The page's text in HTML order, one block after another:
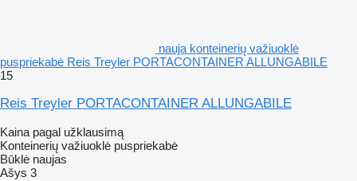
nauja konteinerių važiuoklė
puspriekabė Reis Treyler PORTACONTAINER ALLUNGABILE
15
Reis Treyler PORTACONTAINER ALLUNGABILE
Kaina pagal užklausimą
Konteinerių važiuoklė puspriekabė
Būklė naujas
Ašys 3